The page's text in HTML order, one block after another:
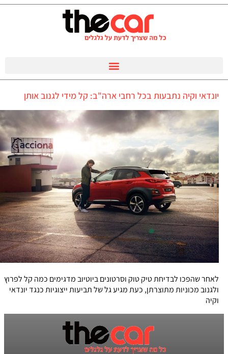
יונדאי וקיה נתבעות בכל רחבי ארה"ב: קל מידי לגנוב אותן
לאחר שהפכו לבדיחת טיק טוק וסרטונים ביוטיוב מדגימים כמה קל לפרוץ
ולגנוב מכוניות מתוצרתן, כעת מגיע גל של תביעות ייצוגיות כנגד יונדאי
וקיה